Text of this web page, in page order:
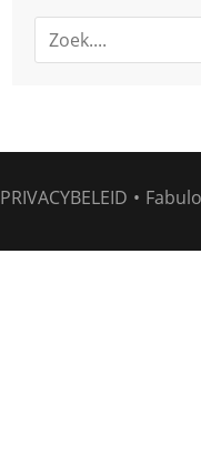
PRIVACYBELEID •